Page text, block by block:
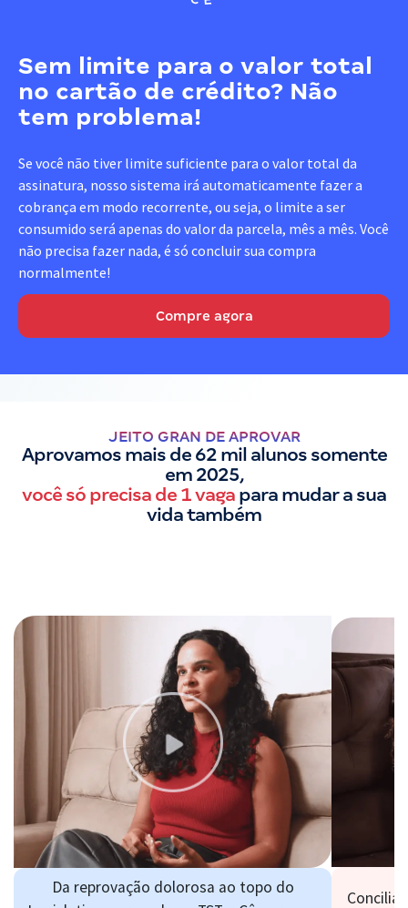
Sem limite para o valor total
no cartão de crédito? Não
tem problema!
Se você não tiver limite suficiente para o valor total da
assinatura, nosso sistema irá automaticamente fazer a
cobrança em modo recorrente, ou seja, o limite a ser
consumido será apenas do valor da parcela, mês a mês. Você
não precisa fazer nada, é só concluir sua compra
normalmente!
Compre agora
JEITO GRAN DE APROVAR
Aprovamos mais de 62 mil alunos somente
em 2025,
você só precisa de 1 vaga para mudar a sua
vida também
Da reprovação dolorosa ao topo do